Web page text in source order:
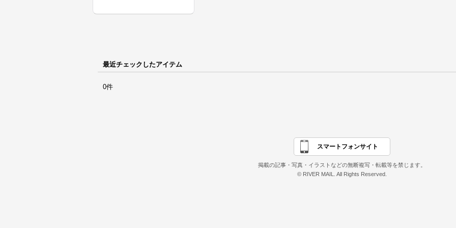
最近チェックしたアイテム
0件
スマートフォンサイト
掲載の記事・写真・イラストなどの無断複写・転載等を禁じます。
© RIVER MAIL. All Rights Reserved.